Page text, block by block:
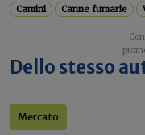
Camini Canne fumarie
Dello stesso
Mercato